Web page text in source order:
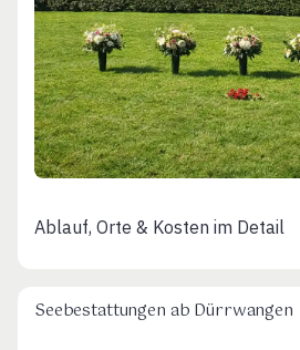
Ablauf, Orte & Kosten im Detail
Seebestattungen ab Dürrwangen